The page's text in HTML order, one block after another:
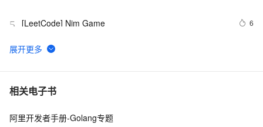
5 [LeetCode] Nim Game 6
6 LeetCode 905. 按奇偶排序数组
7 [LeetCode] Summary Ranges
8 leetcode  226 Invert Binary Tree 翻转二叉树
相关电子书
阿里开发者手册-Golang专题